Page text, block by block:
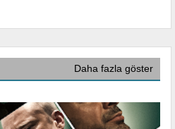
Daha fazla göster